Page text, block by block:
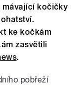
mávající kočičky
ke kočkám
zasvětili
.
pobřeží